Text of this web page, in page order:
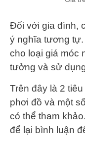
Đối với gia đình,
ý nghĩa tương
cho loại giá móc
tưởng và sử
Trên đây là 2
phơi đồ và một
có thể tham
để lại bình luận